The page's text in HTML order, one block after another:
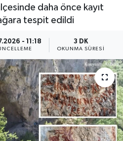
daha önce kayıt
tespit edildi
- 11:18 3 DK
OKUNMA SÜRESI